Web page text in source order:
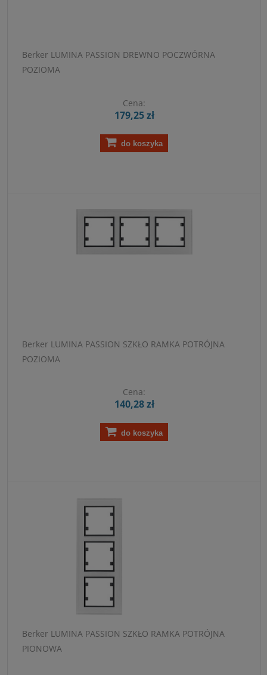
Berker LUMINA PASSION DREWNO POCZWÓRNA
POZIOMA
Cena:
179,25 zł
do koszyka
Berker LUMINA PASSION SZKŁO RAMKA POTRÓJNA
POZIOMA
Cena:
140,28 zł
do koszyka
Berker LUMINA PASSION SZKŁO RAMKA POTRÓJNA
PIONOWA